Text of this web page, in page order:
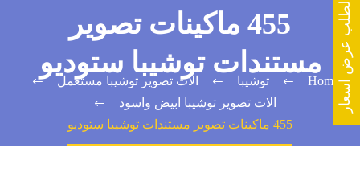
455 ماكينات تصوير
مستندات توشيبا ستوديو
Home توشيبا
الات تصوير توشيبا مستعمل
الات تصوير توشيبا ابيض واسود
455 ماكينات تصوير مستندات توشيبا ستوديو
لطلب عرض اسعار